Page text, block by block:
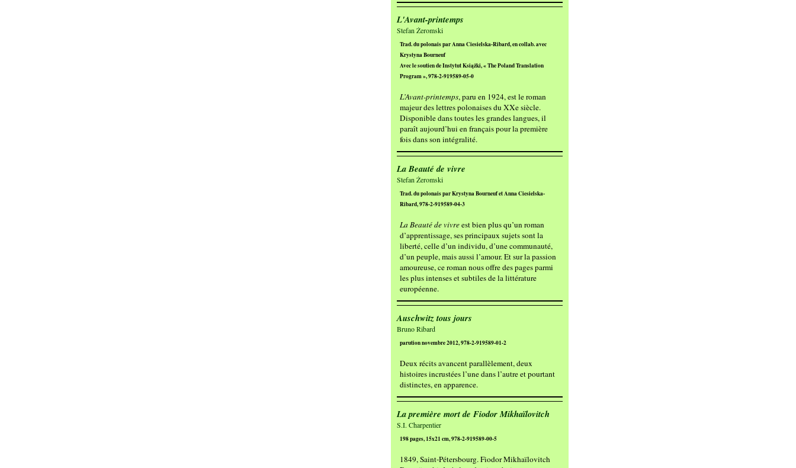
L'Avant-printemps
Stefan Żeromski
Trad. du polonais par Anna Ciesielska-Ribard, en collab. avec
Krystyna Bourneuf
Avec le soutien de Instytut Książki, « The Poland Translation
Program », 978-2-919589-05-0
L’Avant-printemps, paru en 1924, est le roman
majeur des lettres polonaises du XXe siècle.
Disponible dans toutes les grandes langues, il
paraît aujourd’hui en français pour la première
fois dans son intégralité.
La Beauté de vivre
Stefan Żeromski
Trad. du polonais par Krystyna Bourneuf et Anna Ciesielska-
Ribard, 978-2-919589-04-3
La Beauté de vivreest bien plus qu’un roman
d’apprentissage, ses principaux sujets sont la
liberté, celle d’un individu, d’une communauté,
d’un peuple, mais aussi l’amour. Et sur la passion
amoureuse, ce roman nous offre des pages parmi
les plus intenses et subtiles de la littérature
européenne.
Auschwitz tous jours
Bruno Ribard
parution novembre 2012, 978-2-919589-01-2
Deux récits avancent parallèlement, deux
histoires incrustées l’une dans l’autre et pourtant
distinctes, en apparence.
La première mort de Fiodor Mikhaïlovitch
S.I. Charpentier
198 pages, 15x21 cm, 978-2-919589-00-5
1849, Saint-Pétersbourg. Fiodor Mikhaïlovitch